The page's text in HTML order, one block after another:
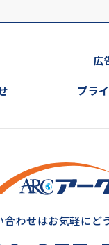
広
プラ
合わせはお気軽にど